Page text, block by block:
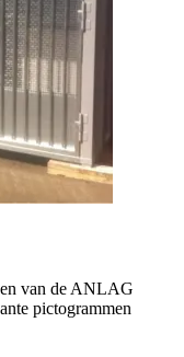
van de ANLAG
pictogrammen